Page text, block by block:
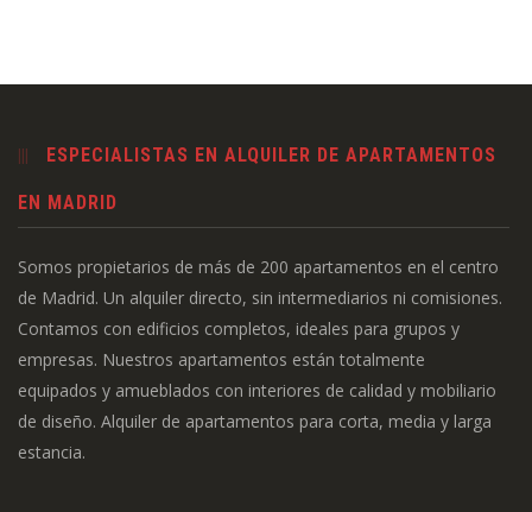
ESPECIALISTAS EN ALQUILER DE APARTAMENTOS
EN MADRID
Somos propietarios de más de 200 apartamentos en el centro
de Madrid. Un alquiler directo, sin intermediarios ni comisiones.
Contamos con edificios completos, ideales para grupos y
empresas. Nuestros apartamentos están totalmente
equipados y amueblados con interiores de calidad y mobiliario
de diseño. Alquiler de apartamentos para corta, media y larga
estancia.